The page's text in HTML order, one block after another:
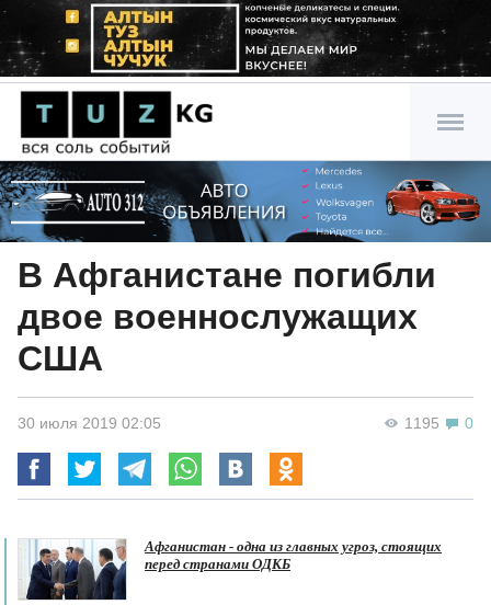
В Афганистане погибли
двое военнослужащих
США
1195 0
30 июля 2019 02:05
Афганистан - одна из главных угроз, стоящих
перед странами ОДКБ